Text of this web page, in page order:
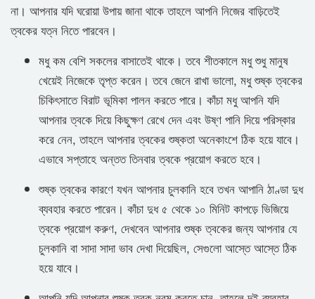
না। আপনার যদি ঘরোয়া উপায় জানা থাকে তাহলে আপনি নিজের বাড়িতেই
ত্বকের যত্ন নিতে পারবেন।
মধু কম বেশি সকলের বাসাতেই থাকে। তবে শীতকালে মধু শুধু মানুষ
খেয়েই নিজেকে তৃপ্ত করেন। তবে জেনে রাখা ভালো, মধু শুষ্ক ত্বকের
চিকিৎসাতে বিরাট ভূমিকা পালন করতে পারে। কাঁচা মধু আপনি যদি
আপনার ত্বকে দিয়ে কিছুক্ষণ রেখে দেন এবং উষ্ণ পানি দিয়ে পরিস্কার
করে নেন, তাহলে আপনার ত্বকের শুষ্কতা অনেকাংশে ঠিক হয়ে যাবে।
এভাবে সপ্তাহে অন্তত তিনবার ত্বকে প্রয়োগ করতে হবে।
শুষ্ক ত্বকের কারণে যখন আপনার চুলকানি হবে তখন আপানি ঠাণ্ডা দুধ
ব্যবহার করতে পারেন। কাঁচা দুধ ৫ থেকে ১০ মিনিট কাপড়ে ভিজিয়ে
ত্বকে প্রয়োগ করুণ, দেখবেন আপনার শুষ্ক ত্বকের জন্য আপনার যে
চুলকানি বা সাদা সাদা ভাব দেখা দিয়েছিল, সেগুলো আস্তে আস্তে ঠিক
হয়ে যাবে।